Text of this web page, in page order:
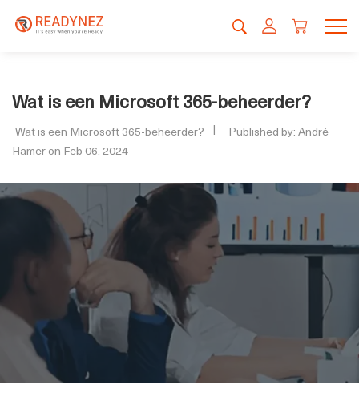
Wat is een Microsoft 365-beheerder?
Wat is een Microsoft 365-beheerder?
Published by: André
Hamer on Feb 06, 2024